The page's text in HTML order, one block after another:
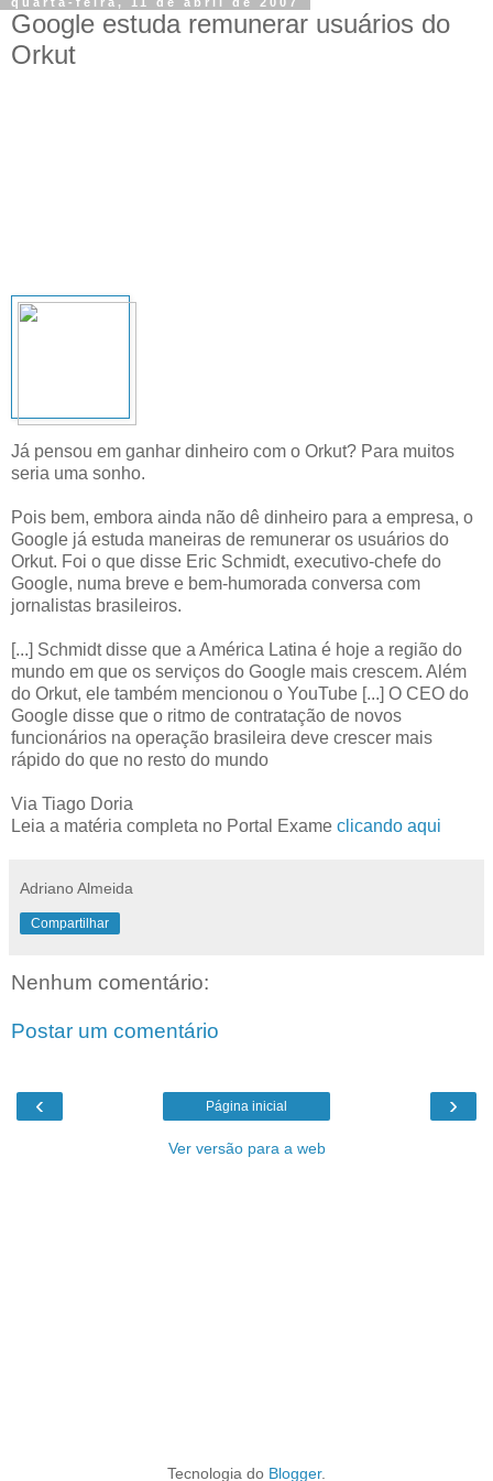
Google estuda remunerar usuários do
Orkut
Já pensou em ganhar dinheiro com o Orkut? Para muitos
seria uma sonho.
Pois bem, embora ainda não dê dinheiro para a empresa, o
Google já estuda maneiras de remunerar os usuários do
Orkut. Foi o que disse Eric Schmidt, executivo-chefe do
Google, numa breve e bem-humorada conversa com
jornalistas brasileiros.
[...] Schmidt disse que a América Latina é hoje a região do
mundo em que os serviços do Google mais crescem. Além
do Orkut, ele também mencionou o YouTube [...] O CEO do
Google disse que o ritmo de contratação de novos
funcionários na operação brasileira deve crescer mais
rápido do que no resto do mundo
Via Tiago Doria
Leia a matéria completa no Portal Exame clicando aqui
Adriano Almeida
Compartilhar
Nenhum comentário:
Postar um comentário
‹ ›
Página inicial
Ver versão para a web
Tecnologia do Blogger.